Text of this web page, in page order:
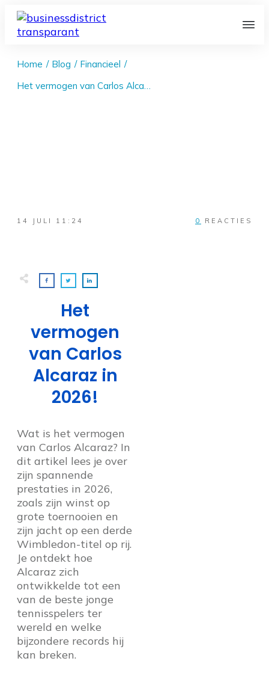
Home / Blog / Financieel /
Het vermogen van Carlos Alcaraz in 2026!
14 JULI 11:24 0 REACTIES
Het
vermogen
van Carlos
Alcaraz in
2026!
Wat is het vermogen
van Carlos Alcaraz? In
dit artikel lees je over
zijn spannende
prestaties in 2026,
zoals zijn winst op
grote toernooien en
zijn jacht op een derde
Wimbledon-titel op rij.
Je ontdekt hoe
Alcaraz zich
ontwikkelde tot een
van de beste jonge
tennisspelers ter
wereld en welke
bijzondere records hij
kan breken.